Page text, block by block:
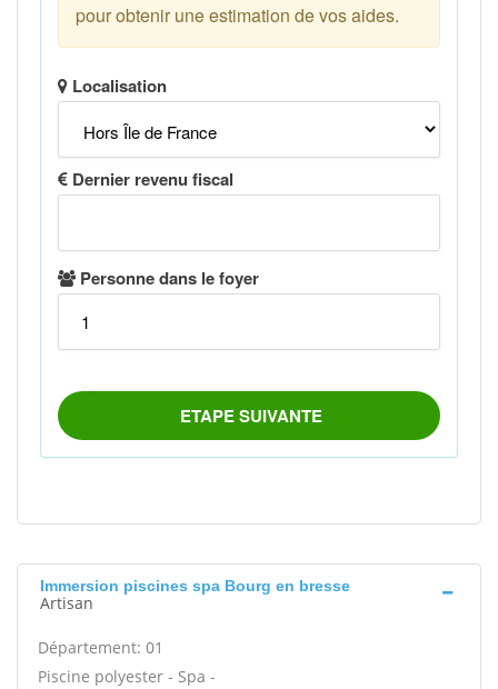
Immersion piscines spa Bourg en bresse
Artisan
Département: 01
Piscine polyester - Spa -